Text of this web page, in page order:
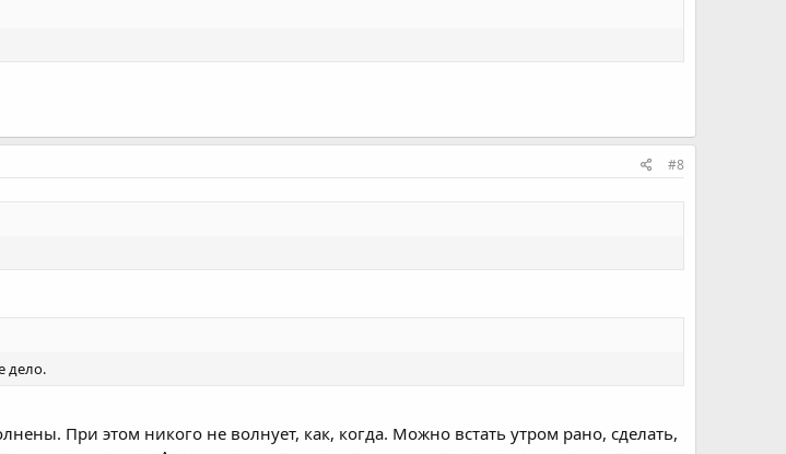
#8
дело.
При этом никого не волнует, как, когда. Можно встать утром рано, сделать,